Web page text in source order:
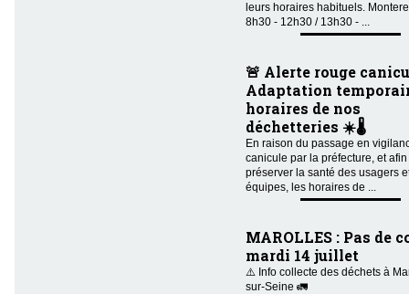
leurs horaires habituels.
8h30 - 12h30 / 13h30 - ...
🚨 Alerte rouge
Adaptation
horaires de nos
déchetteries ☀️🌡️
En raison du passage en
canicule par la préfecture, et
préserver la santé des usagers
équipes, les horaires de ...
MAROLLES : Pas de
mardi 14 juillet
⚠️ Info collecte des déchets à
sur-Seine 🚛